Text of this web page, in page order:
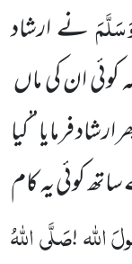
نے ارشاد
ان کی ماں
فرمایا ’’کیا
کوئی یہ کام
اللّٰہ!صَلَّی اللّٰہُ